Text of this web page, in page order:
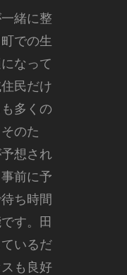
緒に整
での生
なって
民だけ
多くの
のた
想され
前に予
ち時間
す。田
いるだ
も良好